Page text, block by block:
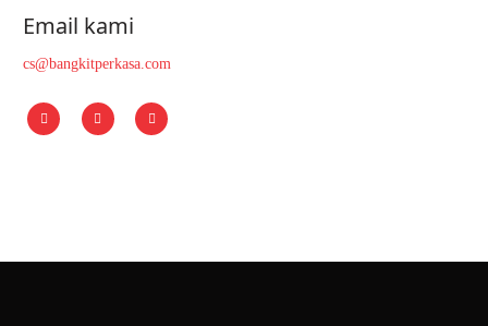
Email kami
moc.asakreptikgnab
@sc